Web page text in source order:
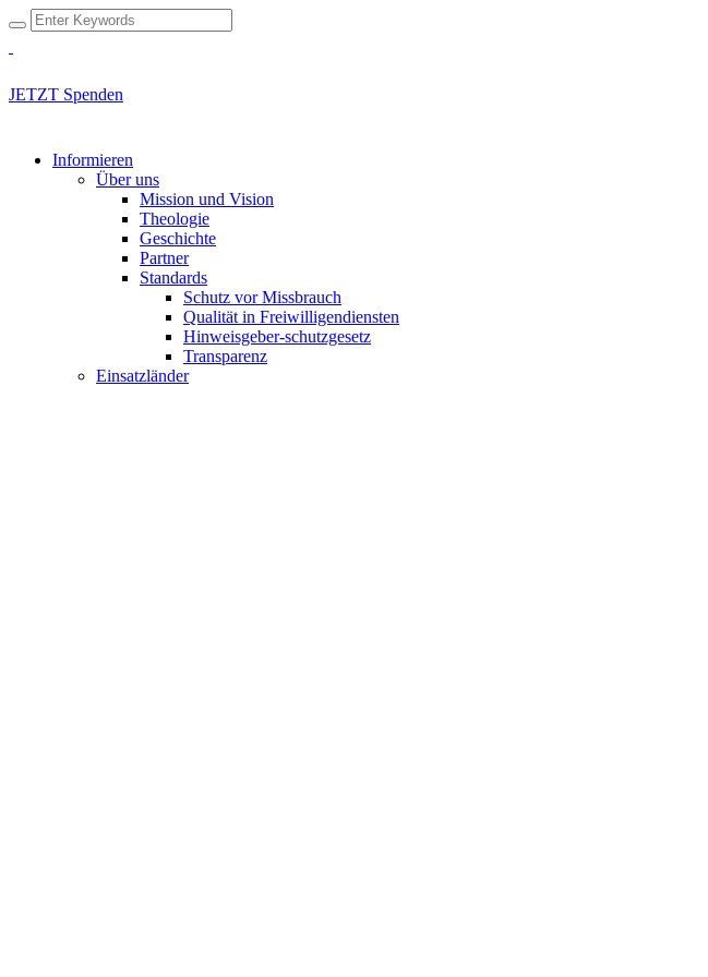
JETZT Spenden
Informieren
Über uns
Mission und Vision
Theologie
Geschichte
Partner
Standards
Schutz vor Missbrauch
Qualität in Freiwilligendiensten
Hinweisgeber-schutzgesetz
Transparenz
Einsatzländer